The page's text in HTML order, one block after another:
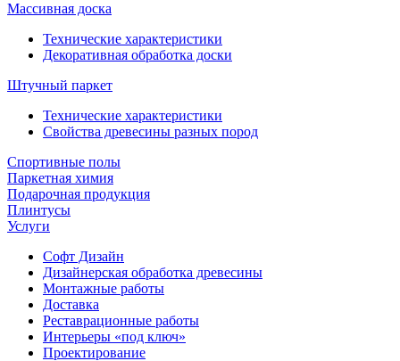
Массивная доска
Технические характеристики
Декоративная обработка доски
Штучный паркет
Технические характеристики
Свойства древесины разных пород
Спортивные полы
Паркетная химия
Подарочная продукция
Плинтусы
Услуги
Софт Дизайн
Дизайнерская обработка древесины
Монтажные работы
Доставка
Реставрационные работы
Интерьеры «под ключ»
Проектирование